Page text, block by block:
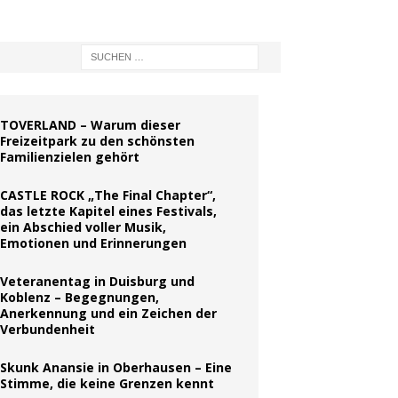
TOVERLAND – Warum dieser
Freizeitpark zu den schönsten
Familienzielen gehört
CASTLE ROCK „The Final Chapter“,
das letzte Kapitel eines Festivals,
ein Abschied voller Musik,
Emotionen und Erinnerungen
Veteranentag in Duisburg und
Koblenz – Begegnungen,
Anerkennung und ein Zeichen der
Verbundenheit
Skunk Anansie in Oberhausen – Eine
Stimme, die keine Grenzen kennt